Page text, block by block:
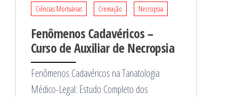
Ciências Mortuárias Cremação Necropsia
Fenômenos Cadavéricos –
Curso de Auxiliar de Necropsia
Fenômenos Cadavéricos na Tanatologia
Médico-Legal: Estudo Completo dos